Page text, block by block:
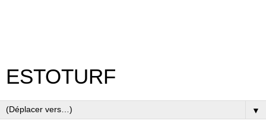
ESTOTURF
▼